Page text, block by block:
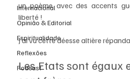
Internacional
Opinião & Editorial
Espiritualidade
Reflexões
Podcast
un poème avec des accents
liberté !
J’ai vu cette déesse altière
Les Etats sont égaux